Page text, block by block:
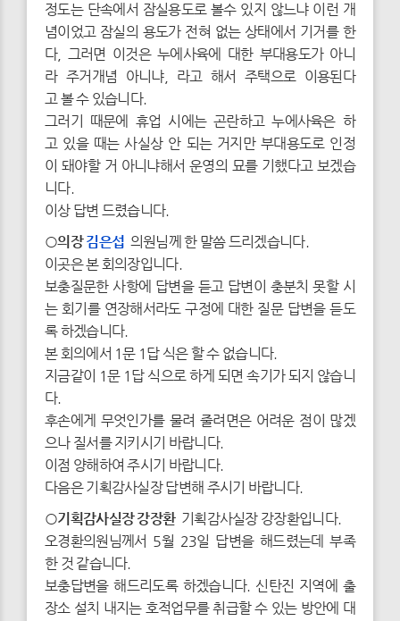
정도는 단속에서 잠실용도로 볼수 있지 않느냐 이런 개
념이었고 잠실의 용도가 전혀 없는 상태에서 기거를 한
다, 그러면 이것은 누에사육에 대한 부대용도가 아니
라 주거개념 아니냐, 라고 해서 주택으로 이용된다
고 볼 수 있습니다.
그러기 때문에 휴업 시에는 곤란하고 누에사육은 하
고 있을 때는 사실상 안 되는 거지만 부대용도로 인정
이 돼야할 거 아니냐해서 운영의 묘를 기했다고 보겠습
니다.
이상 답변 드렸습니다.
○의장김은섭 의원님께 한 말씀 드리겠습니다.
이곳은 본 회의장입니다.
보충질문한 사항에 답변을 듣고 답변이 충분치 못할 시
는 회기를 연장해서라도 구정에 대한 질문 답변을 듣도
록 하겠습니다.
본 회의에서 1문 1답 식은 할 수 없습니다.
지금같이 1문 1답 식으로 하게 되면 속기가 되지 않습니
다.
후손에게 무엇인가를 물려 줄려면은 어려운 점이 많겠
으나 질서를 지키시기 바랍니다.
이점 양해하여 주시기 바랍니다.
다음은 기획감사실장 답변해 주시기 바랍니다.
○기획감사실장 강장환기획감사실장 강장환입니다.
오경환의원님께서 5월 23일 답변을 해드렸는데 부족
한 것 같습니다.
보충답변을 해드리도록 하겠습니다. 신탄진 지역에 출
장소 설치 내지는 호적업무를 취급할 수 있는 방안에 대